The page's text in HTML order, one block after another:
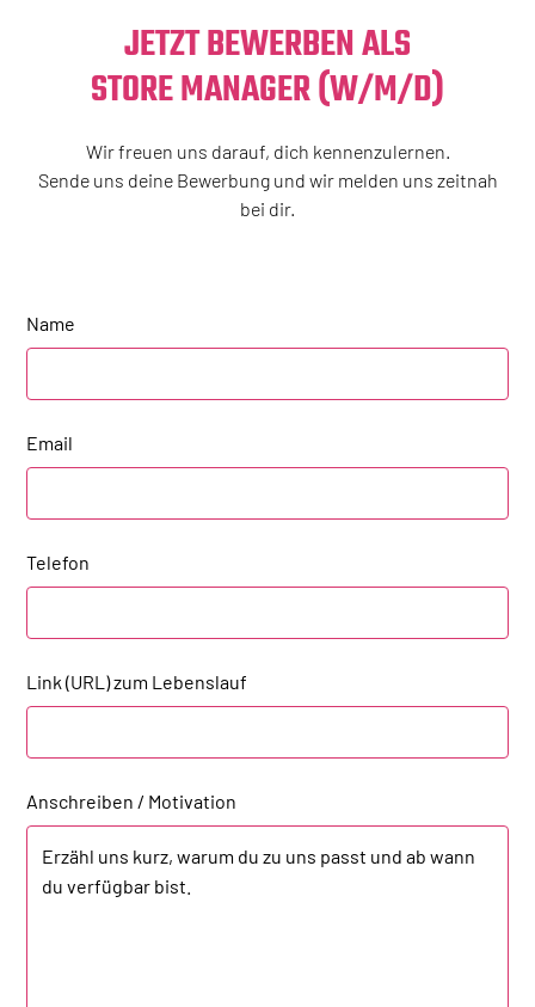
JETZT BEWERBEN ALS
STORE MANAGER (W/M/D)
Wir freuen uns darauf, dich kennenzulernen.
Sende uns deine Bewerbung und wir melden uns zeitnah
bei dir.
Name
Email
Telefon
Link (URL) zum Lebenslauf
Anschreiben / Motivation